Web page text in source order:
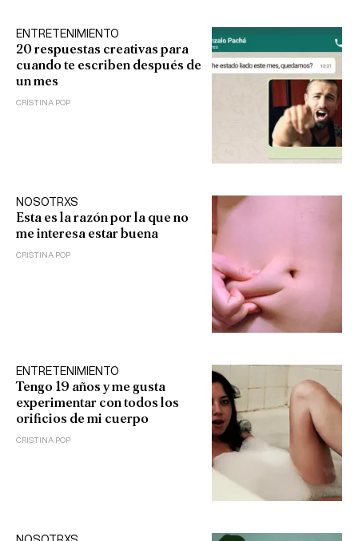
ENTRETENIMIENTO
20 respuestas creativas para
cuando te escriben después de
un mes
CRISTINA POP
NOSOTRXS
Esta es la razón por la que no
me interesa estar buena
CRISTINA POP
ENTRETENIMIENTO
Tengo 19 años y me gusta
experimentar con todos los
orificios de mi cuerpo
CRISTINA POP